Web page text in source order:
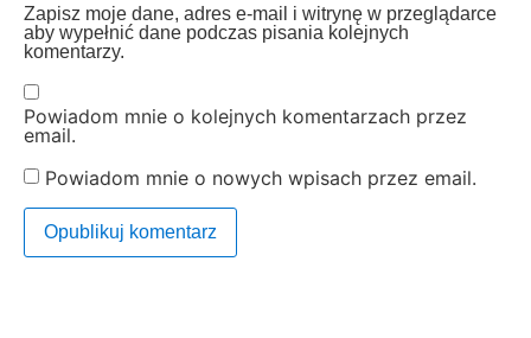
Zapisz moje dane, adres e-mail i witrynę w przeglądarce
aby wypełnić dane podczas pisania kolejnych
komentarzy.
Powiadom mnie o kolejnych komentarzach przez
email.
Powiadom mnie o nowych wpisach przez email.